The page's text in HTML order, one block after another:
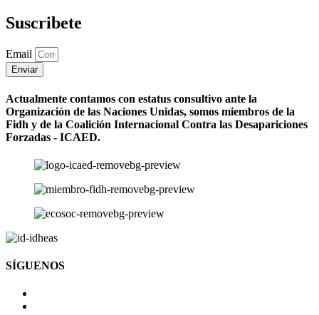
Suscribete
Email
Enviar
Actualmente contamos con estatus consultivo ante la
Organización de las Naciones Unidas, somos miembros de la
Fidh y de la Coalición Internacional Contra las Desapariciones
Forzadas - ICAED.
SÍGUENOS